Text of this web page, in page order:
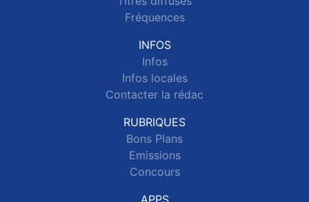
Fréquences
INFOS
Infos
Infos locales
Contacter la rédac
RUBRIQUES
Bons Plans
Emissions
Concours